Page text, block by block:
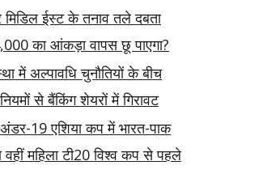
ईस्ट के तनाव तले दबता
का आंकड़ा वापस छू पाएगा?
में अल्पावधि चुनौतियों के बीच
से बैंकिंग शेयरों में गिरावट
19 एशिया कप में भारत-पाक
वहीं महिला टी20 विश्व कप से पहले